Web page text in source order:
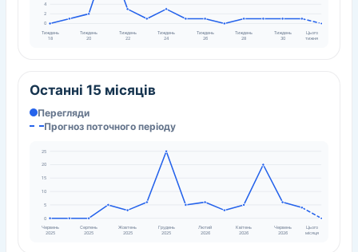
4
2
0
Тиждень
18
Тиждень
20
Тиждень
22
Тиждень
24
Тиждень
26
Тиждень
28
Тиждень
30
Цього
тижня
Останні 15 місяців
Перегляди
Прогноз поточного періоду
25
20
15
10
5
0
Червень
2025
Серпень
2025
Жовтень
2025
Грудень
2025
Лютий
2026
Квітень
2026
Червень
2026
Цього
місяця